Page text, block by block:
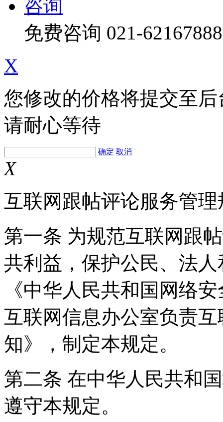
咨询
免费咨询 021-62167888
X
您修改的价格将提交至
请耐心等待
确定 取消
X
互联网跟帖评论服务管理
第一条 为规范互联网跟
共利益，保护公民、法
《中华人民共和国网络
互联网信息办公室负责
知》，制定本规定。
第二条 在中华人民共和
遵守本规定。